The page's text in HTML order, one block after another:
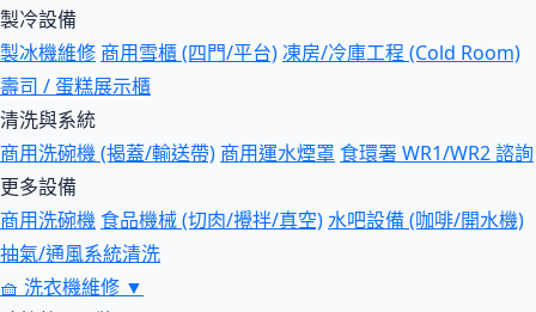
製冷設備
製冰機維修 商用雪櫃 (四門/平台)凍房/冷庫工程 (Cold Room)
壽司 / 蛋糕展示櫃
清洗與系統
商用洗碗機 (揭蓋/輸送帶) 商用運水煙罩 食環署 WR1/WR2 諮詢
更多設備
商用洗碗機 食品機械 (切肉/攪拌/真空)水吧設備 (咖啡/開水機)
抽氣/通風系統清洗
🧺 洗衣機維修 ▼